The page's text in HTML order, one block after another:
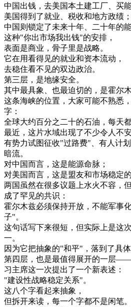
中国出钱 ， 去美国本土建工厂、 买
美国得到 了就业、 税收和地方政绩 ；
中国 则 锁定了未来十年、 二十年的
这种"你出市场我出钱"的安排 ，
表面是商业 ， 骨子里是战略。
它在用看得见的就业和资本流动 ，
去稳住看不见的双边政治。
第三层 ， 是地缘安全。
其中最具象、 也最迫切的 ， 是霍尔木
这条海峡的位置 ， 大家可能不熟悉 ，
字 ：
全球大约百分之二十的石油 ， 每天
最近 ， 这片水域出现了不少令人不
有势力试图征收"过路费"、 有人计划
暗流。
对中国而言 ， 这是能源命脉 ；
对美国而言 ， 这是盟友和市场稳定的
两国虽然在很多议题上水火不容 ，
成了罕见的共识 ：
霍尔木兹必须保持开放 ， 不能军事
子"。
这句话写下来很短 ， 但实际上是这次
一。
因为它把抽象的"和平" ， 落到 了具体
第四层 ， 也是最值得展开的一层—
习主席这一次提出了一个新表述 ：
"建设性战略稳定关系"。
这八个字看起来抽象 ，
但拆开来读 ， 每一个字都不是闲笔。